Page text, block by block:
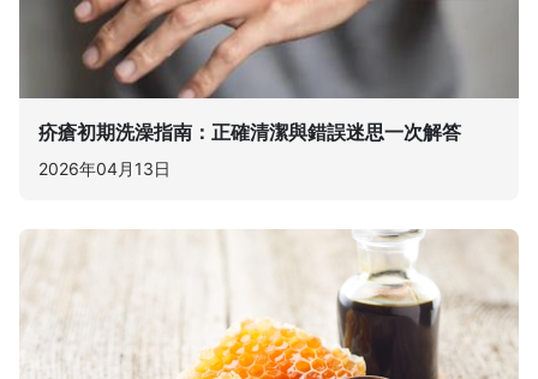
疥瘡初期洗澡指南：正確清潔與錯誤迷思一次解答
2026年04月13日